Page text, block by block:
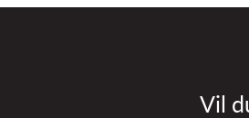
Vil